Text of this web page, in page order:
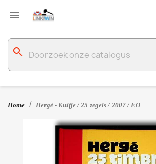

search
Home Hergé - Kuifje / 25 zegels / 2007 / EO